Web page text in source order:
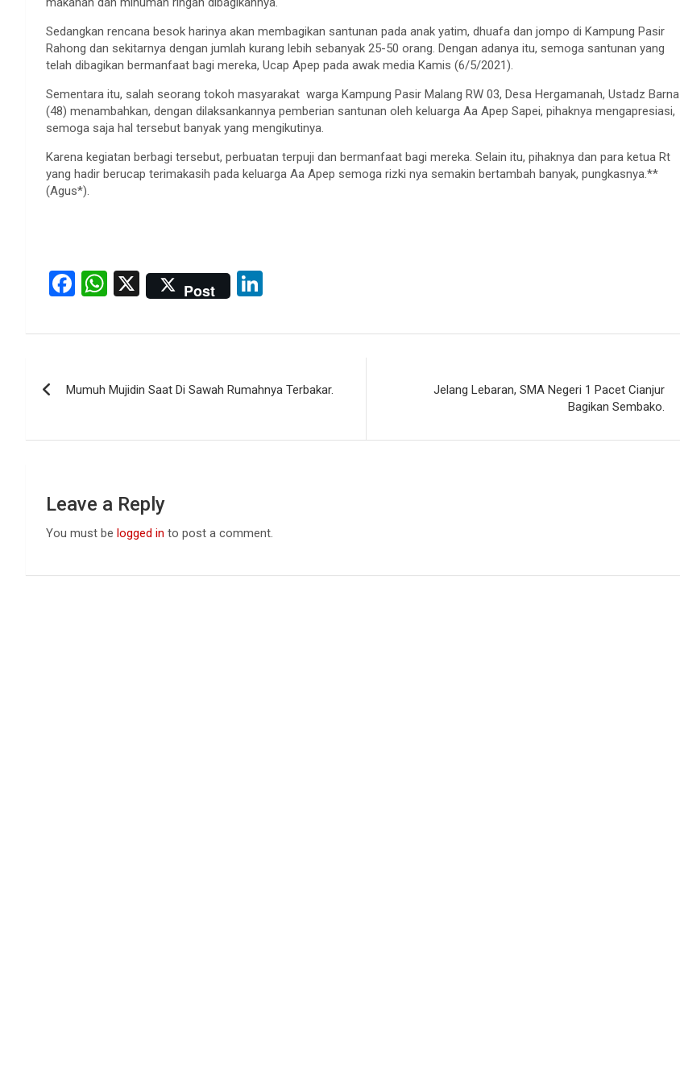
Sedangkan rencana besok harinya akan membagikan santunan pada anak yatim, dhuafa dan jompo di Kampung Pasir
Rahong dan sekitarnya dengan jumlah kurang lebih sebanyak 25-50 orang. Dengan adanya itu, semoga santunan yang
telah dibagikan bermanfaat bagi mereka, Ucap Apep pada awak media Kamis (6/5/2021).
Sementara itu, salah seorang tokoh masyarakat warga Kampung Pasir Malang RW 03, Desa Hergamanah, Ustadz Barna
(48) menambahkan, dengan dilaksankannya pemberian santunan oleh keluarga Aa Apep Sapei, pihaknya mengapresiasi,
semoga saja hal tersebut banyak yang mengikutinya.
Karena kegiatan berbagi tersebut, perbuatan terpuji dan bermanfaat bagi mereka. Selain itu, pihaknya dan para ketua Rt
yang hadir berucap terimakasih pada keluarga Aa Apep semoga rizki nya semakin bertambah banyak, pungkasnya.**
(Agus*).
F
ce
o
k
W
at
A
p
X Post
ke
n
navigation
Mumuh Mujidin Saat Di Sawah Rumahnya Terbakar.
Jelang Lebaran, SMA Negeri 1 Pacet Cianjur
Bagikan Sembako.
Leave a Reply
You must be logged in to post a comment.